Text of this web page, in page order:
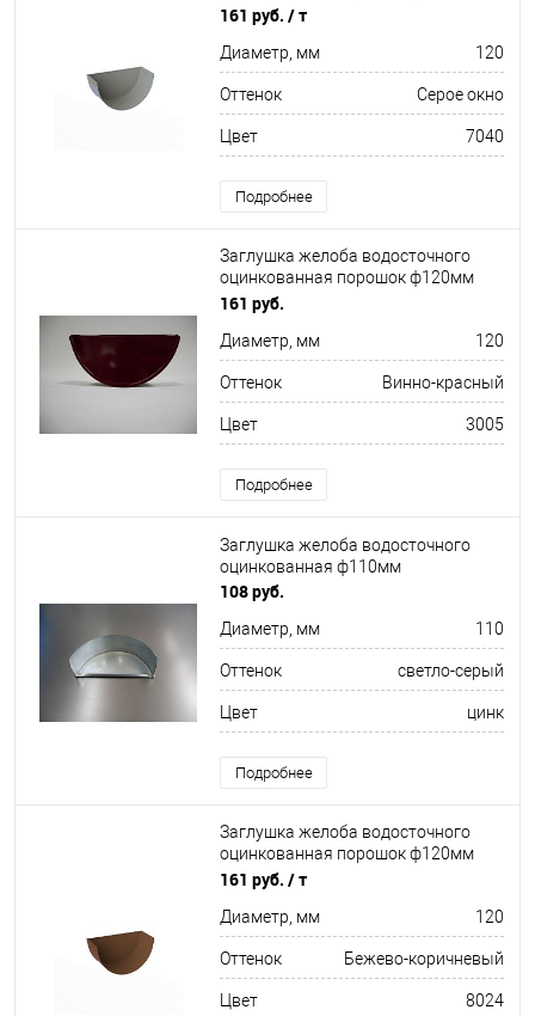
RAL 7040
161 руб. / т
Диаметр, мм 120
Оттенок Серое окно
Цвет 7040
Подробнее
Заглушка желоба водосточного
оцинкованная порошок ф120мм
RAL 3005
161 руб.
Диаметр, мм 120
Оттенок Винно-красный
Цвет 3005
Подробнее
Заглушка желоба водосточного
оцинкованная ф110мм
108 руб.
Диаметр, мм 110
Оттенок светло-серый
Цвет цинк
Подробнее
Заглушка желоба водосточного
оцинкованная порошок ф120мм
RAL 8024
161 руб. / т
Диаметр, мм 120
Оттенок Бежево-коричневый
Цвет 8024